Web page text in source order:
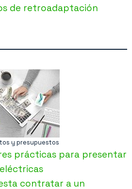
de retroadaptación
y presupuestos
prácticas para presentar
contratar a un